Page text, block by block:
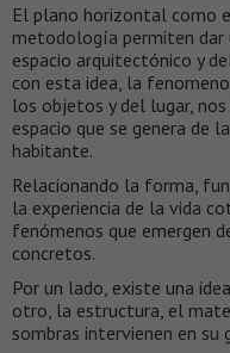
El plano horizontal como
metodología permiten dar
espacio arquitectónico y
con esta idea, la
los objetos y del lugar,
espacio que se genera de
habitante.
Relacionando la forma,
la experiencia de la vida
fenómenos que emergen
concretos.
Por un lado, existe una
otro, la estructura, el
sombras intervienen en su